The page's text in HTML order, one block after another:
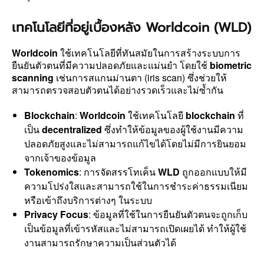
เทคโนโลยีที่อยู่เบื้องหลัง Worldcoin (WLD)
Worldcoin ใช้เทคโนโลยีที่ทันสมัยในการสร้างระบบการ
ยืนยันตัวตนที่มีความปลอดภัยและแม่นยำ โดยใช้ biometric
scanning เช่นการสแกนม่านตา (iris scan) ซึ่งช่วยให้
สามารถตรวจสอบตัวตนได้อย่างรวดเร็วและไม่ซ้ำกัน
Blockchain: Worldcoin ใช้เทคโนโลยี blockchain ที่
เป็นdecentralized ซึ่งทำให้ข้อมูลของผู้ใช้งานมีความ
ปลอดภัยสูงและไม่สามารถแก้ไขได้โดยไม่มีการยินยอม
จากเจ้าของข้อมูล
Tokenomics: การจัดสรรโทเค็นWLD ถูกออกแบบให้มี
ความโปร่งใสและสามารถใช้ในการชำระค่าธรรมเนียม
หรือเข้าถึงบริการต่างๆ ในระบบ
Privacy Focus: ข้อมูลที่ใช้ในการยืนยันตัวตนจะถูกเก็บ
เป็นข้อมูลที่เข้ารหัสและไม่สามารถเปิดเผยได้ ทำให้ผู้ใช้
งานสามารถรักษาความเป็นส่วนตัวได้